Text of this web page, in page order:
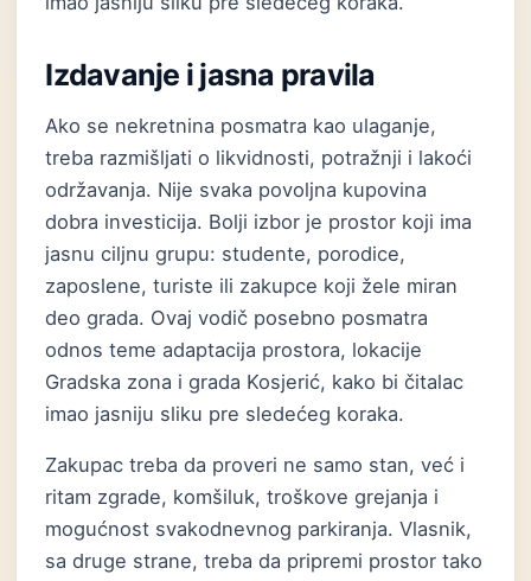
Izdavanje i jasna pravila
Ako se nekretnina posmatra kao ulaganje,
treba razmišljati o likvidnosti, potražnji i lakoći
održavanja. Nije svaka povoljna kupovina
dobra investicija. Bolji izbor je prostor koji ima
jasnu ciljnu grupu: studente, porodice,
zaposlene, turiste ili zakupce koji žele miran
deo grada. Ovaj vodič posebno posmatra
odnos teme adaptacija prostora, lokacije
Gradska zona i grada Kosjerić, kako bi čitalac
imao jasniju sliku pre sledećeg koraka.
Zakupac treba da proveri ne samo stan, već i
ritam zgrade, komšiluk, troškove grejanja i
mogućnost svakodnevnog parkiranja. Vlasnik,
sa druge strane, treba da pripremi prostor tako